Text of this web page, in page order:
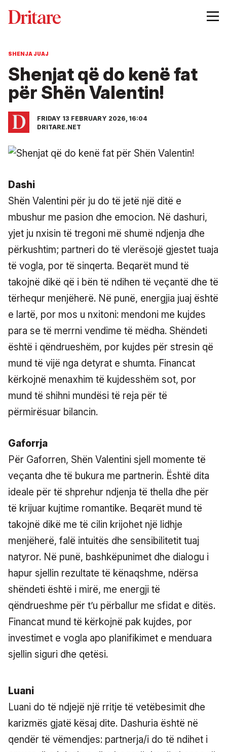
SHENJA JUAJ
Shenjat që do kenë fat
për Shën Valentin!
FRIDAY 13 FEBRUARY 2026, 16:04
DRITARE.NET
Dashi
Shën Valentini për ju do të jetë një ditë e
mbushur me pasion dhe emocion. Në dashuri,
yjet ju nxisin të tregoni më shumë ndjenja dhe
përkushtim; partneri do të vlerësojë gjestet tuaja
të vogla, por të sinqerta. Beqarët mund të
takojnë dikë që i bën të ndihen të veçantë dhe të
tërhequr menjëherë. Në punë, energjia juaj është
e lartë, por mos u nxitoni: mendoni me kujdes
para se të merrni vendime të mëdha. Shëndeti
është i qëndrueshëm, por kujdes për stresin që
mund të vijë nga detyrat e shumta. Financat
kërkojnë menaxhim të kujdesshëm sot, por
mund të shihni mundësi të reja për të
përmirësuar bilancin.
Gaforrja
Për Gaforren, Shën Valentini sjell momente të
veçanta dhe të bukura me partnerin. Është dita
ideale për të shprehur ndjenja të thella dhe për
të krijuar kujtime romantike. Beqarët mund të
takojnë dikë me të cilin krijohet një lidhje
menjëherë, falë intuitës dhe sensibilitetit tuaj
natyror. Në punë, bashkëpunimet dhe dialogu i
hapur sjellin rezultate të kënaqshme, ndërsa
shëndeti është i mirë, me energji të
qëndrueshme për t’u përballur me sfidat e ditës.
Financat mund të kërkojnë pak kujdes, por
investimet e vogla apo planifikimet e menduara
sjellin siguri dhe qetësi.
Luani
Luani do të ndjejë një rritje të vetëbesimit dhe
karizmës gjatë kësaj dite. Dashuria është në
qendër të vëmendjes: partnerja/i do të ndihet i